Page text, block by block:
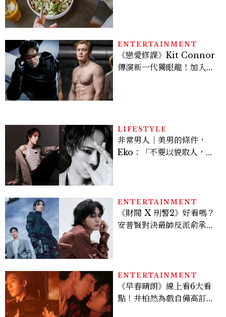
ENTERTAINMENT
《戀愛修課》Kit Connor
傳演新一代獨眼龍！加入新
LIFESTYLE
非常男人｜美男的條件，
Eko：「不要以貌取人，內
ENTERTAINMENT
《財閥 X 刑警2》好看嗎？
安普賢對決最帥反派俞承
多大？
ENTERTAINMENT
《早春晴朗》線上看6大看
點！井柏然為戲自備高訂，